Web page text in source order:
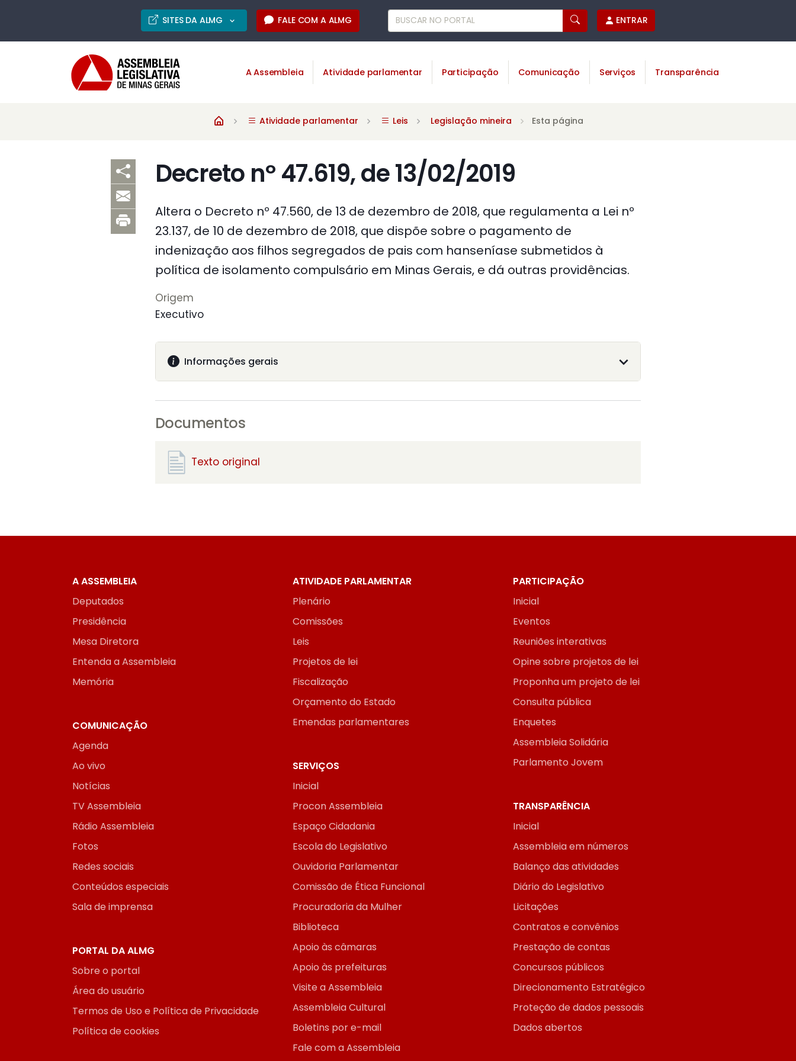
SITES DA ALMG FALE COM A ALMG ENTRAR
A Assembleia Atividade parlamentar Participação Comunicação Serviços Transparência
Atividade parlamentar Leis Legislação mineira Esta página
Decreto nº 47.619, de 13/02/2019
Altera o Decreto nº 47.560, de 13 de dezembro de 2018, que regulamenta a Lei nº
23.137, de 10 de dezembro de 2018, que dispõe sobre o pagamento de
indenização aos filhos segregados de pais com hanseníase submetidos à
política de isolamento compulsário em Minas Gerais, e dá outras providências.
Origem
Executivo
Informações gerais
Documentos
Texto original
A ASSEMBLEIA
Deputados
Presidência
Mesa Diretora
Entenda a Assembleia
Memória
ATIVIDADE PARLAMENTAR
Plenário
Comissões
Leis
Projetos de lei
Fiscalização
Orçamento do Estado
Emendas parlamentares
PARTICIPAÇÃO
Inicial
Eventos
Reuniões interativas
Opine sobre projetos de lei
Proponha um projeto de lei
Consulta pública
Enquetes
Assembleia Solidária
Parlamento Jovem
COMUNICAÇÃO
Agenda
Ao vivo
Notícias
TV Assembleia
Rádio Assembleia
Fotos
Redes sociais
Conteúdos especiais
Sala de imprensa
SERVIÇOS
Inicial
Procon Assembleia
Espaço Cidadania
Escola do Legislativo
Ouvidoria Parlamentar
Comissão de Ética Funcional
Procuradoria da Mulher
Biblioteca
Apoio às câmaras
Apoio às prefeituras
Visite a Assembleia
Assembleia Cultural
Boletins por e-mail
Fale com a Assembleia
TRANSPARÊNCIA
Inicial
Assembleia em números
Balanço das atividades
Diário do Legislativo
Licitações
Contratos e convênios
Prestação de contas
Concursos públicos
Direcionamento Estratégico
Proteção de dados pessoais
Dados abertos
PORTAL DA ALMG
Sobre o portal
Área do usuário
Termos de Uso e Política de Privacidade
Política de cookies